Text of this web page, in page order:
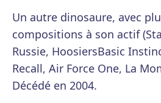
Un autre dinosaure, avec
compositions à son actif
Russie, HoosiersBasic
Recall, Air Force One, La
Décédé en 2004.